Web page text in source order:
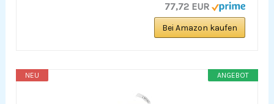
77,72 EUR
Bei Amazon kaufen
ANGEBOT
NEU